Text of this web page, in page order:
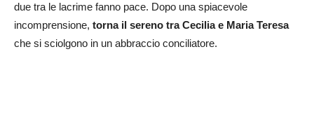
due tra le lacrime fanno pace. Dopo una spiacevole
incomprensione, torna il sereno tra Cecilia e Maria Teresa
che si sciolgono in un abbraccio conciliatore.